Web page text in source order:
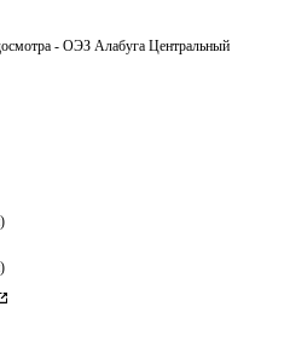
- ОЭЗ Алабуга Центральный